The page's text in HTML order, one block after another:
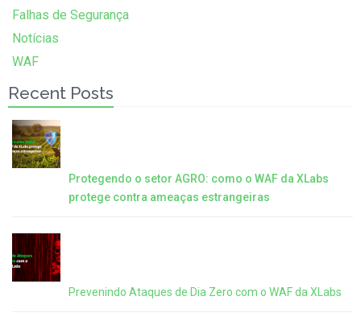
Falhas de Segurança
Notícias
WAF
Recent Posts
Protegendo o setor AGRO: como o WAF da XLabs
protege contra ameaças estrangeiras
Prevenindo Ataques de Dia Zero com o WAF da XLabs